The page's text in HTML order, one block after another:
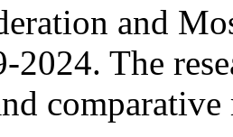
and
2024. The
comparative